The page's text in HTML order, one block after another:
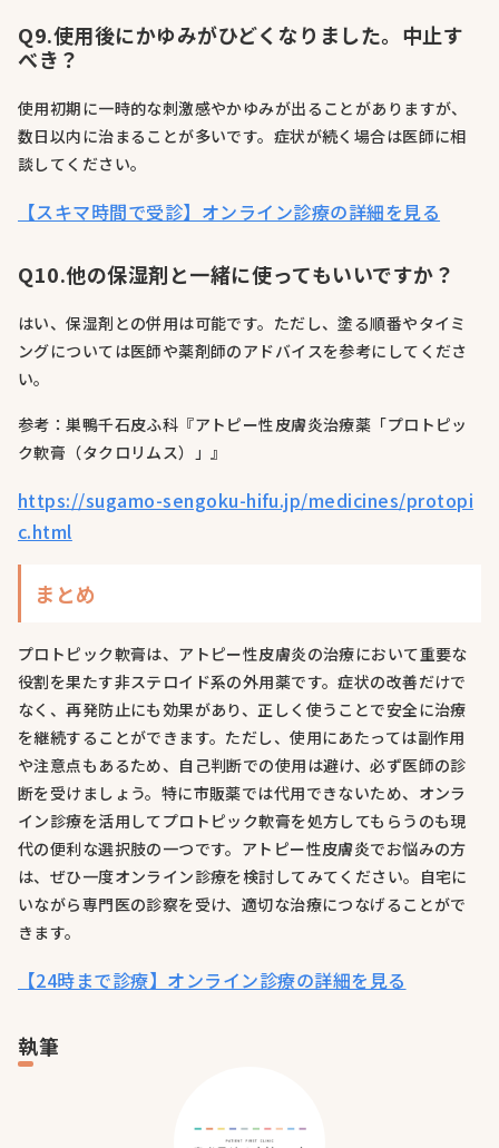
Q9.使用後にかゆみがひどくなりました。中止す
べき？
使用初期に一時的な刺激感やかゆみが出ることがありますが、
数日以内に治まることが多いです。症状が続く場合は医師に相
談してください。
【スキマ時間で受診】オンライン診療の詳細を見る
Q10.他の保湿剤と一緒に使ってもいいですか？
はい、保湿剤との併用は可能です。ただし、塗る順番やタイミ
ングについては医師や薬剤師のアドバイスを参考にしてくださ
い。
参考：巣鴨千石皮ふ科『アトピー性皮膚炎治療薬「プロトピッ
ク軟膏（タクロリムス）」』
https://sugamo-sengoku-hifu.jp/medicines/protopi
c.html
まとめ
プロトピック軟膏は、アトピー性皮膚炎の治療において重要な
役割を果たす非ステロイド系の外用薬です。症状の改善だけで
なく、再発防止にも効果があり、正しく使うことで安全に治療
を継続することができます。ただし、使用にあたっては副作用
や注意点もあるため、自己判断での使用は避け、必ず医師の診
断を受けましょう。特に市販薬では代用できないため、オンラ
イン診療を活用してプロトピック軟膏を処方してもらうのも現
代の便利な選択肢の一つです。アトピー性皮膚炎でお悩みの方
は、ぜひ一度オンライン診療を検討してみてください。自宅に
いながら専門医の診察を受け、適切な治療につなげることがで
きます。
【24時まで診療】オンライン診療の詳細を見る
執筆